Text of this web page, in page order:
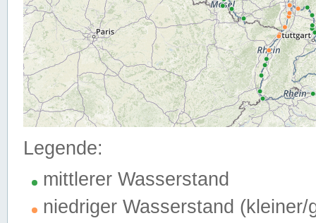
Legende:
mittlerer Wasserstand
niedriger Wasserstand (kleiner/